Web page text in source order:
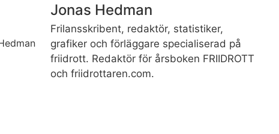
Jonas Hedman
Frilansskribent, redaktör, statistiker,
grafiker och förläggare specialiserad på
friidrott. Redaktör för årsboken FRIIDROTT
och friidrottaren.com.